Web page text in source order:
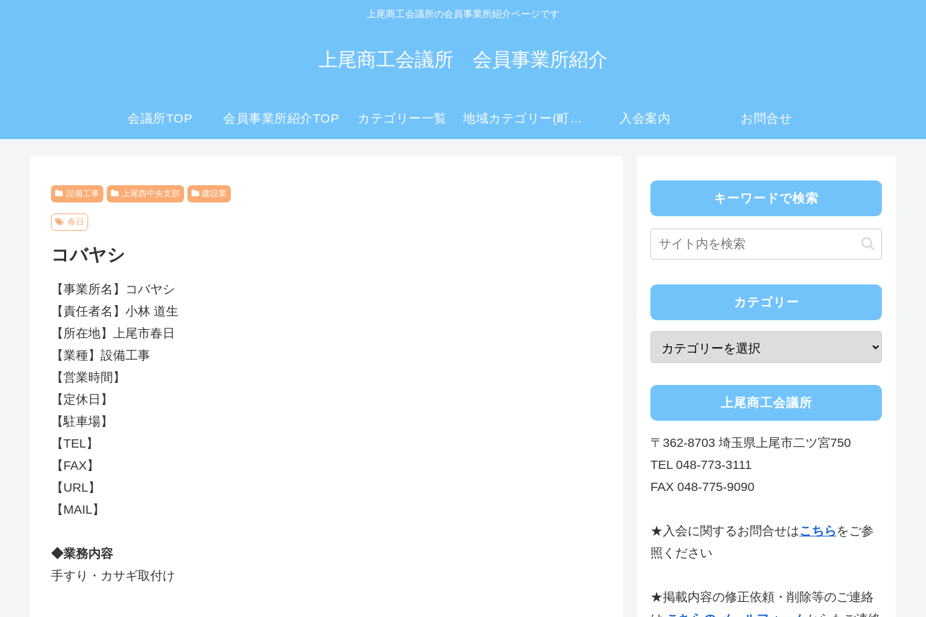
上尾商工会議所の会員事業所紹介ページです
上尾商工会議所 会員事業所紹介
会議所TOP 会員事業所紹介TOP カテゴリー一覧 地域カテゴリー(町名) 入会案内 お問合せ
設備工事 上尾西中央支部 建設業
春日
コバヤシ
【事業所名】コバヤシ
【責任者名】小林 道生
【所在地】上尾市春日
【業種】設備工事
【営業時間】
【定休日】
【駐車場】
【TEL】
【FAX】
【URL】
【MAIL】
◆業務内容
手すり・カサギ取付け
キーワードで検索
カテゴリー
上尾商工会議所
〒362-8703 埼玉県上尾市二ツ宮750
TEL 048-773-3111
FAX 048-775-9090
★入会に関するお問合せはこちら をご参
照ください
★掲載内容の修正依頼・削除等のご連絡